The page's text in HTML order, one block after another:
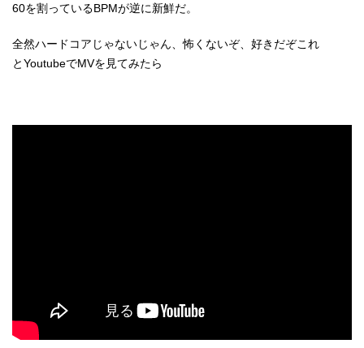
60を割っているBPMが逆に新鮮だ。
全然ハードコアじゃないじゃん、怖くないぞ、好きだぞこれ
とYoutubeでMVを見てみたら